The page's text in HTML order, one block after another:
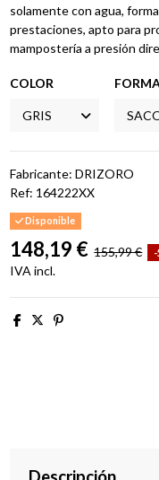
solamente con agua,
prestaciones, apto para
mampostería a presión
COLOR
Fabricante: DRIZORO
Ref: 164222XX
Disponible
148,19 € 155,99 € -
IVA incl.